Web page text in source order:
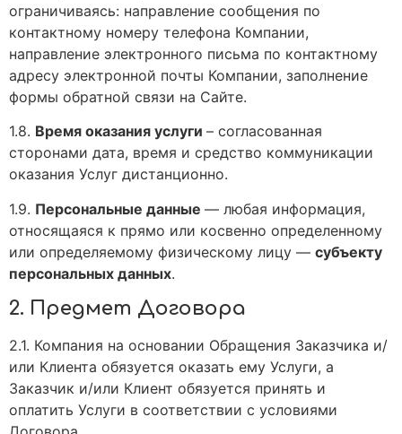
ограничиваясь: направление сообщения по
контактному номеру телефона Компании,
направление электронного письма по контактному
адресу электронной почты Компании, заполнение
формы обратной связи на Сайте.
1.8. Время оказания услуги – согласованная
сторонами дата, время и средство коммуникации
оказания Услуг дистанционно.
1.9. Персональные данные — любая информация,
относящаяся к прямо или косвенно определенному
или определяемому физическому лицу — субъекту
персональных данных.
2. Предмет Договора
2.1. Компания на основании Обращения Заказчика и/
или Клиента обязуется оказать ему Услуги, а
Заказчик и/или Клиент обязуется принять и
оплатить Услуги в соответствии с условиями